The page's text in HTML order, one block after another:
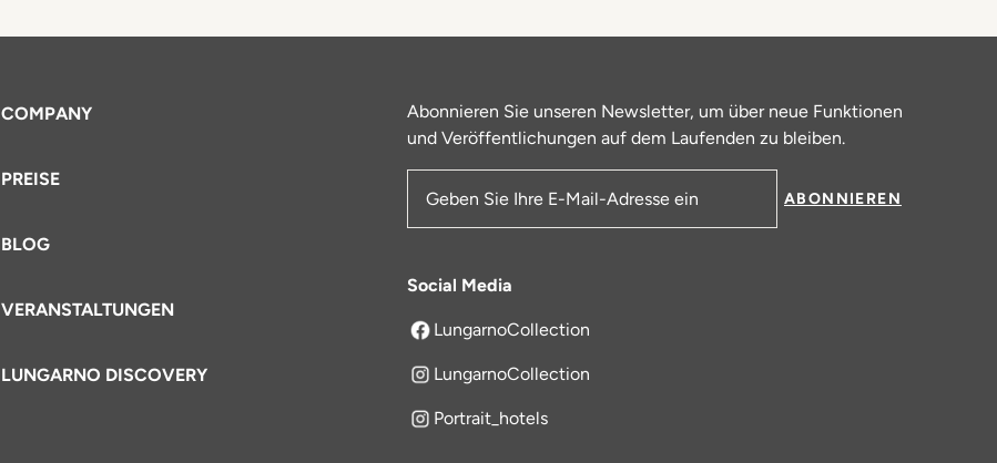
COMPANY
PREISE
BLOG
VERANSTALTUNGEN
LUNGARNO DISCOVERY
Abonnieren Sie unseren Newsletter, um über neue Funktionen
und Veröffentlichungen auf dem Laufenden zu bleiben.
E-Mail-Adresse
ABONNIEREN
Social Media
LungarnoCollection
öffnet sich in einem neuen Tab
LungarnoCollection
Portrait_hotels